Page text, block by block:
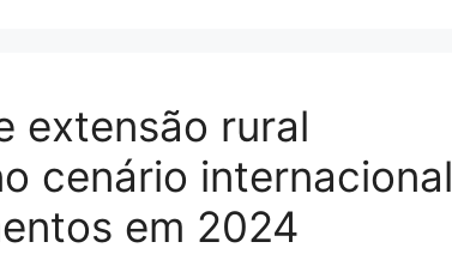
extensão rural
cenário internacional
em 2024